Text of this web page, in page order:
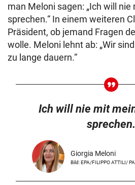
man Meloni sagen: „Ich will
sprechen.“ In einem weiteren
Präsident, ob jemand Fragen
wolle. Meloni lehnt ab: „Wir
zu lange dauern.“
Ich will nie mit
sprechen.
Giorgia Meloni
Bild: EPA/FILIPPO ATTILI/